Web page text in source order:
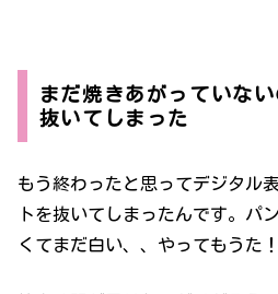
まだ焼きあがっていな
抜いてしまった
もう終わったと思ってデジタル
トを抜いてしまったんです。パ
くてまだ白い、、やってもうた！